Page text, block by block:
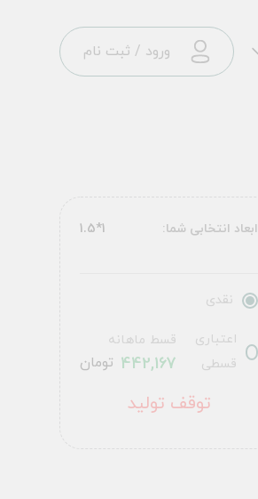
ورود / ثبت نام
ابعاد انتخابی شما: 1*1.5
نقدی
اعتباری
قسطی
قسط ماهانه
442,167 تومان
توقف تولید